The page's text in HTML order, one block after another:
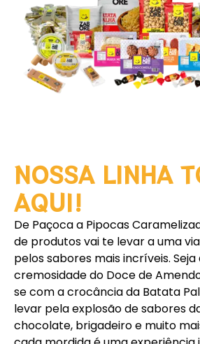
NOSSA LINHA
AQUI!
De Paçoca a Pipocas
de produtos vai te levar a uma
pelos sabores mais incríveis.
cremosidade do Doce de
se com a crocância da Batata
levar pela explosão de sabores
chocolate, brigadeiro e muito